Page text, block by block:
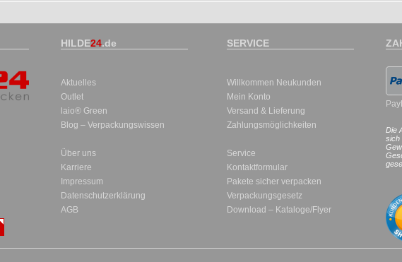
HILDE24.de
Aktuelles
Outlet
laio® Green
Blog – Verpackungswissen
Über uns
Karriere
Impressum
Datenschutzerklärung
AGB
SERVICE
Willkommen Neukunden
Mein Konto
Versand & Lieferung
Zahlungsmöglichkeiten
Service
Kontaktformular
Pakete sicher verpacken
Verpackungsgesetz
Download – Kataloge/Flyer
Die
sich